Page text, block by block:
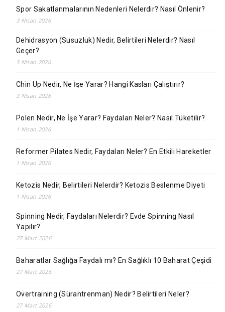
Spor Sakatlanmalarının Nedenleri Nelerdir? Nasıl Önlenir?
3 Nisan 2026
Dehidrasyon (Susuzluk) Nedir, Belirtileri Nelerdir? Nasıl
Geçer?
3 Nisan 2026
Chin Up Nedir, Ne İşe Yarar? Hangi Kasları Çalıştırır?
3 Nisan 2026
Polen Nedir, Ne İşe Yarar? Faydaları Neler? Nasıl Tüketilir?
1 Nisan 2026
Reformer Pilates Nedir, Faydaları Neler? En Etkili Hareketler
1 Nisan 2026
Ketozis Nedir, Belirtileri Nelerdir? Ketozis Beslenme Diyeti
1 Nisan 2026
Spinning Nedir, Faydaları Nelerdir? Evde Spinning Nasıl
Yapılır?
27 Mart 2026
Baharatlar Sağlığa Faydalı mı? En Sağlıklı 10 Baharat Çeşidi
27 Mart 2026
Overtraining (Sürantrenman) Nedir? Belirtileri Neler?
27 Mart 2026